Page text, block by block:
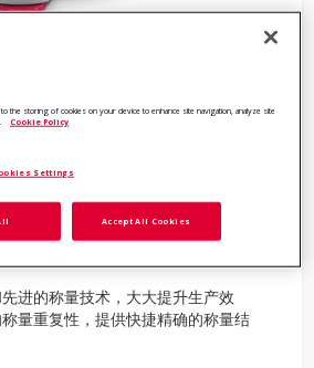
天平Scout™
子天平
触摸屏和形象的图标符号简化称量操
进的称量技术，大大提升生产效
量重复性，提供快捷精确的称量结
to the storing of cookies on your device to enhance site navigation, analyze site
Cookie Policy
Settings
Accept All Cookies